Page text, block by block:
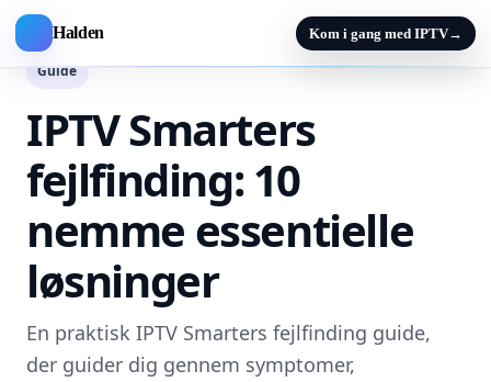
Halden Kom i gang med IPTV→
Guide
IPTV Smarters
fejlfinding: 10
nemme essentielle
løsninger
En praktisk IPTV Smarters fejlfinding guide,
der guider dig gennem symptomer,